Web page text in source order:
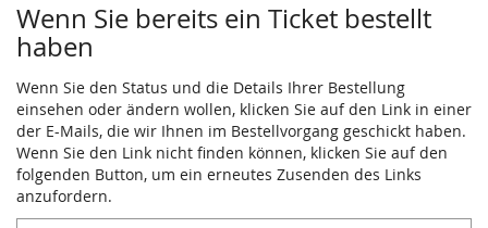
Wenn Sie bereits ein Ticket bestellt
haben
Wenn Sie den Status und die Details Ihrer Bestellung
einsehen oder ändern wollen, klicken Sie auf den Link in einer
der E-Mails, die wir Ihnen im Bestellvorgang geschickt haben.
Wenn Sie den Link nicht finden können, klicken Sie auf den
folgenden Button, um ein erneutes Zusenden des Links
anzufordern.